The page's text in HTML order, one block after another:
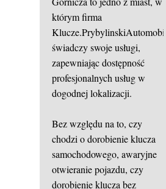
którym firma
Klucze.PrybylinskiAutomobile
świadczy swoje usługi,
zapewniając dostępność
profesjonalnych usług w
dogodnej lokalizacji.
Bez względu na to, czy
chodzi o dorobienie klucza
samochodowego, awaryjne
otwieranie pojazdu, czy
dorobienie klucza bez